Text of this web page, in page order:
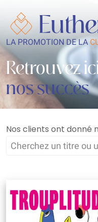
LA PROMOTION DE LA
Retrouvez
nos succès
Nos clients ont donné